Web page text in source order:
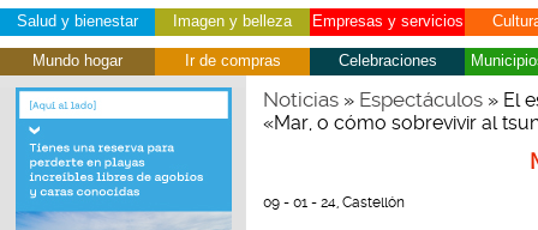
Salud y bienestar Imagen y belleza Empresas y servicios
Mundo hogar Ir de compras Celebraciones
Noticias» Espectáculos» El
«Mar, o cómo sobrevivir al
09 - 01 - 24, Castellón